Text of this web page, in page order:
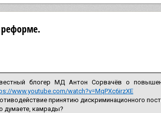
блогер МД Антон Сорвачёв о
www.youtube.com/watch?v=MqPXc6irzXE
принятию дискриминационного
думаете, камрады?